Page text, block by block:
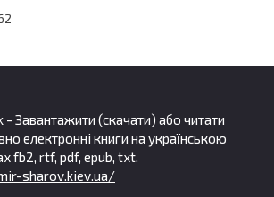
Завантажити (скачати) або читати
електронні книги на українською
fb2, rtf, pdf, epub, txt.
sharov.kiev.ua/